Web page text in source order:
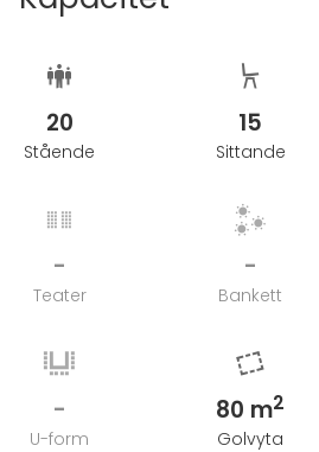
20
Stående
15
Sittande
-
Teater
-
Bankett
-
U-form
80 m2
Golvyta